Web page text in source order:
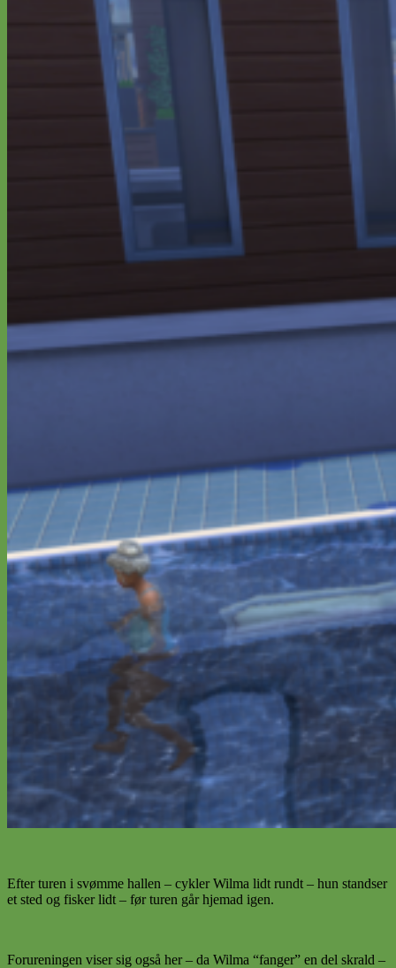
Efter turen i svømme hallen – cykler Wilma lidt rundt – hun standser
et sted og fisker lidt – før turen går hjemad igen.
Forureningen viser sig også her – da Wilma “fanger” en del skrald –